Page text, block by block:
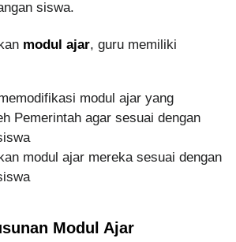
siswa.
modul ajar, guru memiliki
modul ajar yang
Pemerintah agar sesuai dengan
modul ajar mereka sesuai dengan
Modul Ajar